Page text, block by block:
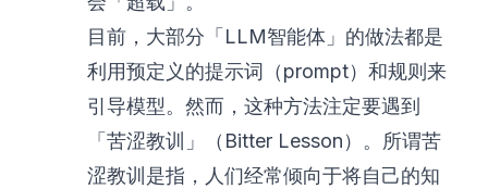
目前，大部分「LLM智能体」的做法都是
利用预定义的提示词（prompt）和规则来
引导模型。然而，这种方法注定要遇到
「 苦涩教训 」（Bitter Lesson）。所谓苦
涩教训是指，人们经常倾向于将自己的知